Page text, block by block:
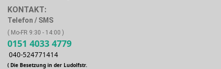
KONTAKT:
Telefon / SMS
( Mo-FR 9:30 - 14:00 )
0151 4033 4779
040-524771414
( Die Besetzung in der Ludolfstr.